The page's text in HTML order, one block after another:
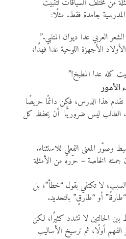
المدرسية جامدة فقط. مثلًا:
العربي عدا ديوان المتنبي.”
الأجهزة اللوحية عدا فهدًا،
كله عدا المطبخ!”
الأمور
تقدم هذا الدرس، فكن دائمًا حريصًا
الطالب ليس ضروريًّا أن يحفظ كل
وصوّر المعنى الفعلي للاستثناء.
الخاصة – حرّره من الأمثلة
لا تكتفي بقول “خطأ”، بل
أو “طارقٍ” بالتحديد.
بين الحالتين لا تشدد كثيرًا، لكن
أولًا، ثم ترسيخ الأساليب